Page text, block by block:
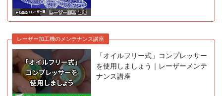
レーザー加工機のメンテナンス講座
「オイルフリー式」コンプレッサー
を使用しましょう｜レーザーメンテ
ナンス講座